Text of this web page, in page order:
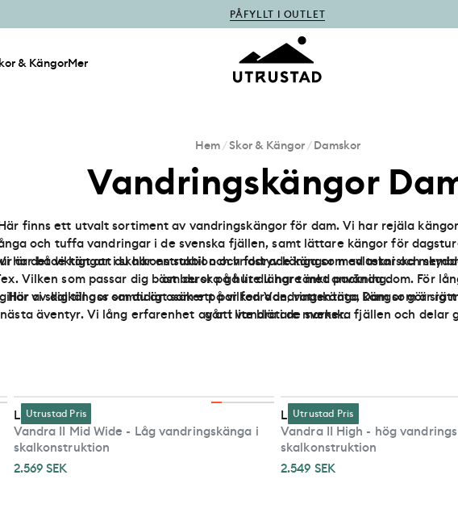
PÅFYLLT I OUTLET
& KängorMer
Hem/Skor & Kängor/Damskor
Vandringskängor
finns ett utvalt sortiment av vandringskängor för dam. Vi har rejäla
och tuffa vandringar i de svenska fjällen, samt lättare kängor för
är det viktigt att du har en stabil och vridstyv känga som avlastar och
om du ska gå lite längre med packning.
har både kängor i skalkonstruktion och fodrade kängor med tekniska
Vilken som passar dig bäst beror på hur du har tänkt använda dom. För
gillar vi skalkängor samtidigt som ett par fodrade, vattentäta, kängor gör sig
går i lite blötare marker.
Hör av dig till oss om du är osäker på vilken Vandringskänga Dam som är
nästa äventyr. Vi lång erfarenhet av att vandra i de svenska fjällen och delar
Utrustad Pris
Lundhags
Vandra II Mid Wide - Låg vandringskänga i
skalkonstruktion
2.569 SEK
Utrustad Pris
Lundhags
Vandra II High - hög
skalkonstruktion
2.549 SEK